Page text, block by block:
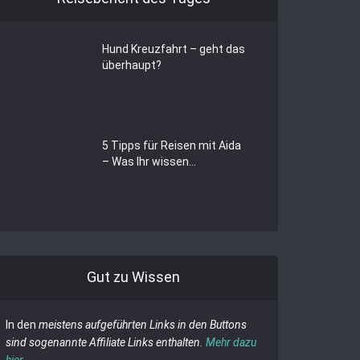
Hund Kreuzfahrt – geht das
überhaupt?
5 Tipps für Reisen mit Aida
– Was Ihr wissen...
Gut zu Wissen
In denmeistens aufgeführten Links in den Buttons
sind sogenannte Affiliate Links enthalten.Mehr dazu